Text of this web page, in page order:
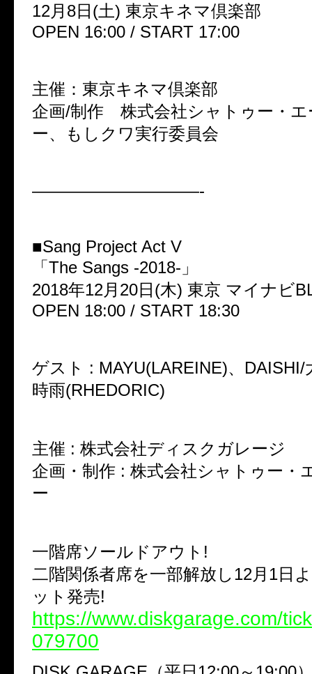
12月8日(土) 東京キネマ倶楽部
OPEN 16:00 / START 17:00
主催：東京キネマ倶楽部
企画/制作 株式会社シャトゥー・エ
ー、もしクワ実行委員会
——————————-
■Sang Project Act V
「The Sangs -2018-」
2018年12月20日(木) 東京 マイナビ
OPEN 18:00 / START 18:30
ゲスト : MAYU(LAREINE)、DAISHI/
時雨(RHEDORIC)
主催 : 株式会社ディスクガレージ
企画・制作 : 株式会社シャトゥー・
ー
一階席ソールドアウト!
二階関係者席を一部解放し12月1日
ット発売!
https://www.diskgarage.com/
079700